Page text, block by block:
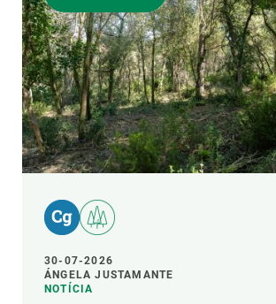
30-07-2026
ÁNGELA JUSTAMANTE
NOTÍCIA